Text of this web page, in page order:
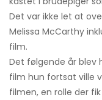
Det var ikke let at
Melissa McCarthy
film.
Det følgende år blev
film hun fortsat ville
filmen, en rolle der